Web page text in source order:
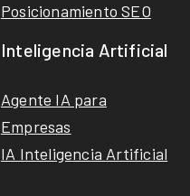
Posicionamiento SEO
Inteligencia Artificial
Agente IA para
Empresas
IA Inteligencia Artificial